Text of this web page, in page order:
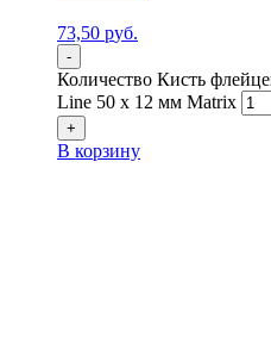
73,50 руб.
-
Количество Кисть
Line 50 х 12 мм Matrix
+
В корзину